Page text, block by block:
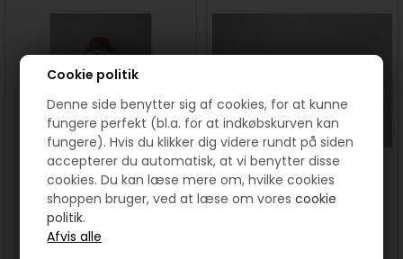
Cookie politik
Denne side benytter sig af cookies, for at kunne
fungere perfekt (bl.a. for at indkøbskurven kan
fungere). Hvis du klikker dig videre rundt på siden
accepterer du automatisk, at vi benytter disse
cookies. Du kan læse mere om, hvilke cookies
shoppen bruger, ved at læse om vorescookie
politik.
Snefatter mønster
40,00
Nissetumling mønster - 5 stk